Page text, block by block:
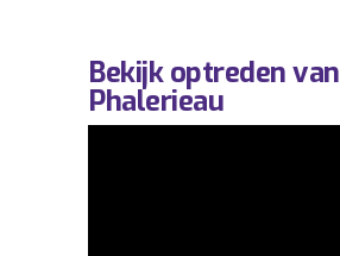
Bekijk optreden van
Phalerieau